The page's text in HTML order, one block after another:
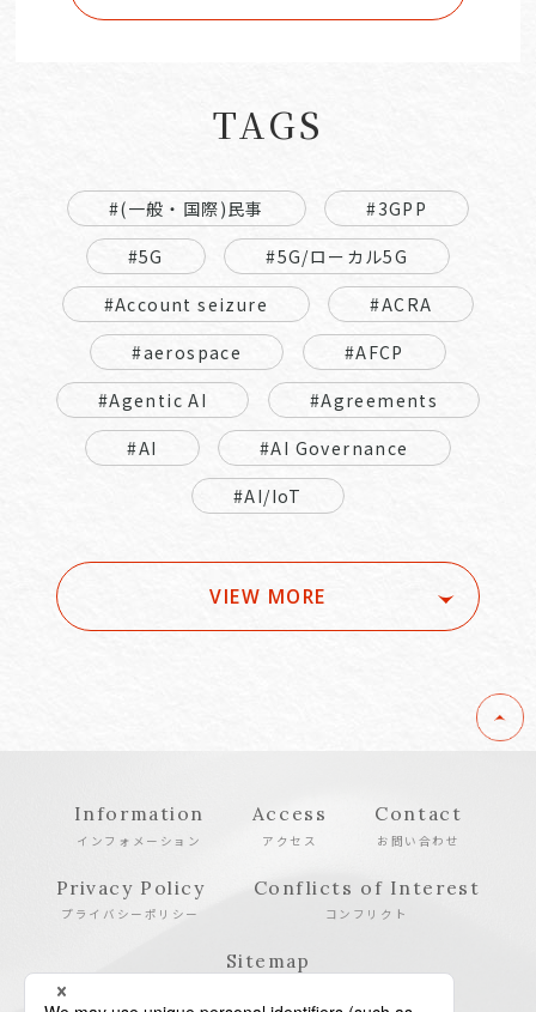
TAGS
#(一般・国際)民事
#3GPP
#5G
#5G/ローカル5G
#Account seizure
#ACRA
#aerospace
#AFCP
#Agentic AI
#Agreements
#AI
#AI Governance
#AI/IoT
VIEW MORE
Information
インフォメーション
Access
アクセス
Contact
お問い合わせ
Privacy Policy
プライバシーポリシー
Conflicts of Interest
コンフリクト
Sitemap